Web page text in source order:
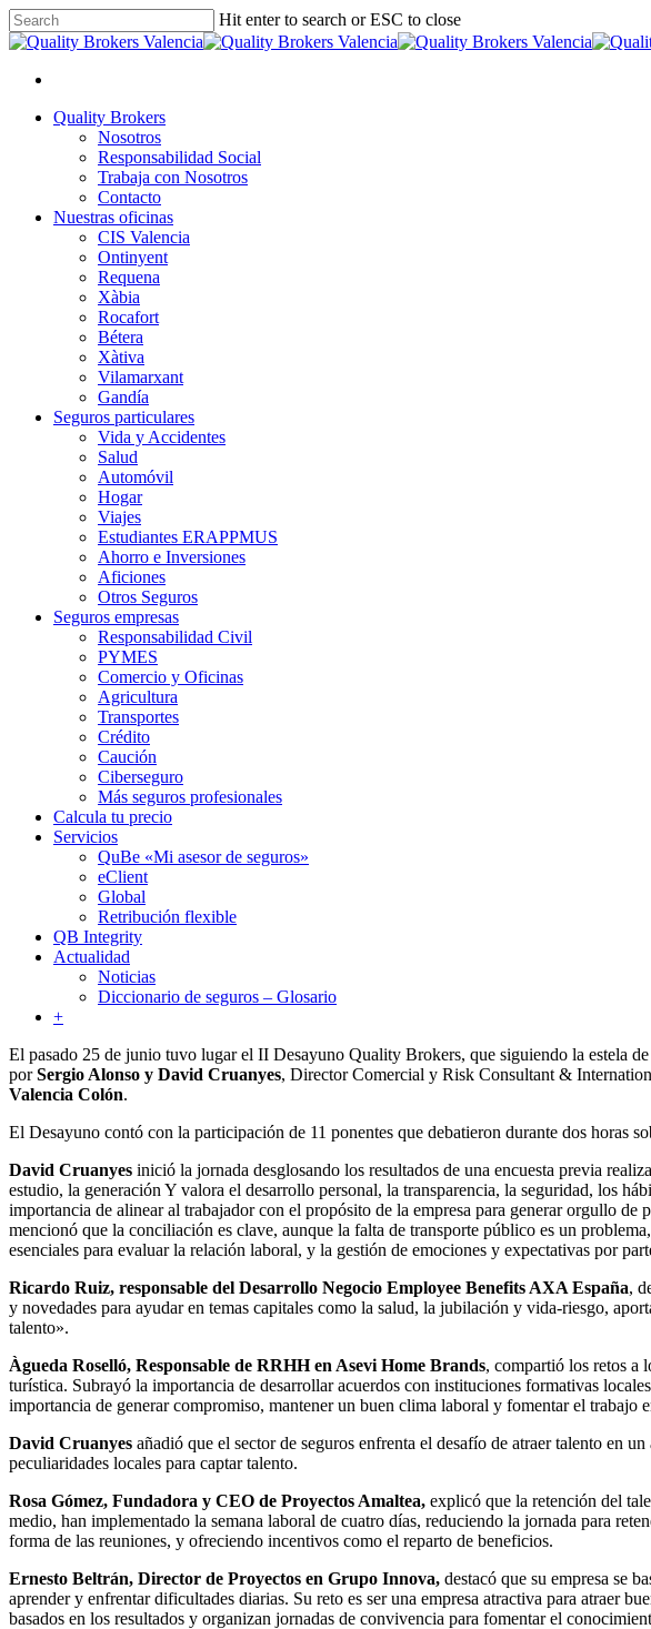
Skip
to
content
Hit enter to search or ESC to close
Close
Menu
Menu
Quality Brokers
Nosotros
Responsabilidad Social
Trabaja con Nosotros
Contacto
Nuestras oficinas
CIS Valencia
Ontinyent
Requena
Xàbia
Rocafort
Bétera
Xàtiva
Vilamarxant
Gandía
Seguros particulares
Vida y Accidentes
Salud
Automóvil
Hogar
Viajes
Estudiantes ERAPPMUS
Ahorro e Inversiones
Aficiones
Otros Seguros
Seguros empresas
Responsabilidad Civil
PYMES
Comercio y Oficinas
Agricultura
Transportes
Crédito
Caución
Ciberseguro
Más seguros profesionales
Calcula tu precio
Servicios
QuBe «Mi asesor de seguros»
eClient
Global
Retribución flexible
QB Integrity
Actualidad
Noticias
Diccionario de seguros – Glosario
+
El pasado 25 de junio tuvo lugar el II Desayuno Quality Brokers, que siguiendo la estela
porSergio Alonso y David Cruanyes, Director Comercial y Risk Consultant &
Valencia Colón.
El Desayuno contó con la participación de 11 ponentes que debatieron durante dos horas
David Cruanyes inició la jornada desglosando los resultados de una encuesta previa
estudio, la generación Y valora el desarrollo personal, la transparencia, la seguridad, los
importancia de alinear al trabajador con el propósito de la empresa para generar orgullo
mencionó que la conciliación es clave, aunque la falta de transporte público es un
esenciales para evaluar la relación laboral, y la gestión de emociones y expectativas por
Ricardo Ruiz, responsable del Desarrollo Negocio Employee Benefits AXA España,
y novedades para ayudar en temas capitales como la salud, la jubilación y vida-riesgo,
talento».
Àgueda Roselló, Responsable de RRHH en Asevi Home Brands, compartió los retos a
turística. Subrayó la importancia de desarrollar acuerdos con instituciones formativas
importancia de generar compromiso, mantener un buen clima laboral y fomentar el trabajo
David Cruanyes añadió que el sector de seguros enfrenta el desafío de atraer talento en
peculiaridades locales para captar talento.
Rosa Gómez, Fundadora y CEO de Proyectos Amaltea, explicó que la retención del
medio, han implementado la semana laboral de cuatro días, reduciendo la jornada para
forma de las reuniones, y ofreciendo incentivos como el reparto de beneficios.
Ernesto Beltrán, Director de Proyectos en Grupo Innova, destacó que su empresa se
aprender y enfrentar dificultades diarias. Su reto es ser una empresa atractiva para atraer
basados en los resultados y organizan jornadas de convivencia para fomentar el